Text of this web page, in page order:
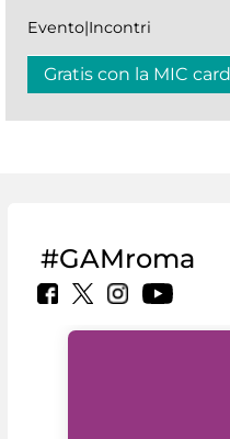
Evento|Incontri
Gratis con la MIC card
#GAMroma